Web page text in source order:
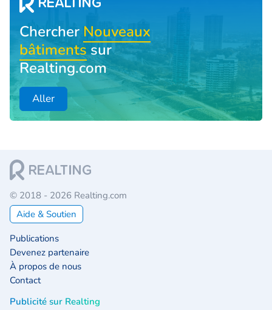
Chercher Nouveaux
bâtimentssur
Realting.com
Aller
© 2018 - 2026 Realting.com
Aide & Soutien
Publications
Devenez partenaire
À propos de nous
Contact
Publicité sur Realting